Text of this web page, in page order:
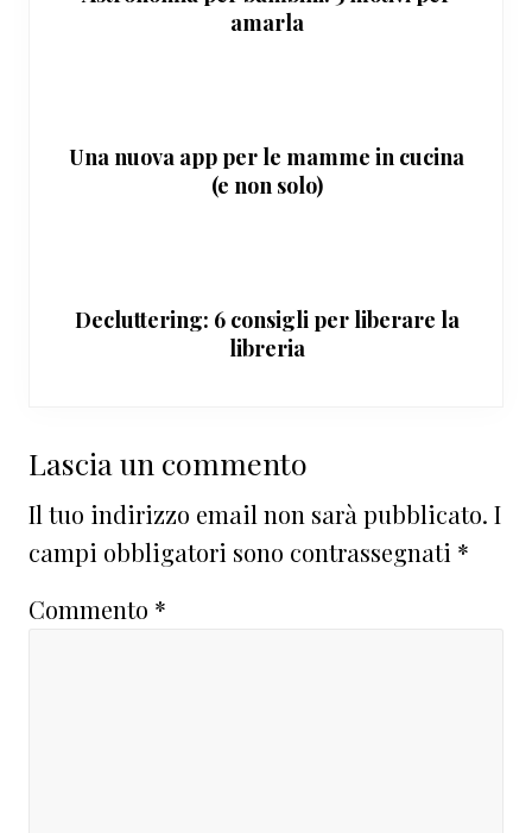
amarla
Una nuova app per le mamme in cucina
(e non solo)
Decluttering: 6 consigli per liberare la
libreria
Interazioni
del
lettore
Lascia un commento
Il tuo indirizzo email non sarà pubblicato. I
campi obbligatori sono contrassegnati *
Commento *